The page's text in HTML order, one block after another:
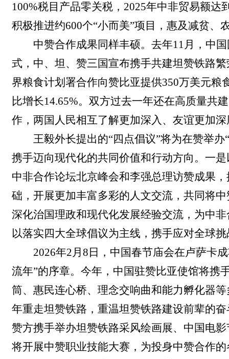
100%税目产品零关税，2025年中非贸易额
积极推进约600个“小而美”项目，惠及减贫、
中赞合作成果同样丰硕。去年11月，中
式，中、坦、赞三国宣布携手共建坦赞铁路
界粮食计划署合作向赞比亚提供350万美元粮
比增长14.65%。双方过去一年还在高质量共
作，两国人民相互了解更加深入、友谊更加深
王毅外长提出的“四点倡议”将为在赞举
携手迈向现代化的共同价值和行动方向。一
中非合作论坛北京峰会和李强总理访赞成果
础，开展更加丰富多彩的人文交流，共同将
深化治国理政和现代化发展经验交流，为中
以落实四大全球倡议为主线，携手应对全球
2026年2月8日，中国春节庙会在卢萨卡
流年”的序章。今年，中国驻赞比亚使馆将携
筒、惠民连心桥、理念交响曲和能力孵化器
年重走坦赞铁路，重温坦赞铁路建设前辈的
赞方携手举办坦赞铁路采风绘画展、中国电
将开展中赞职业技能大赛，为投身中赞合作